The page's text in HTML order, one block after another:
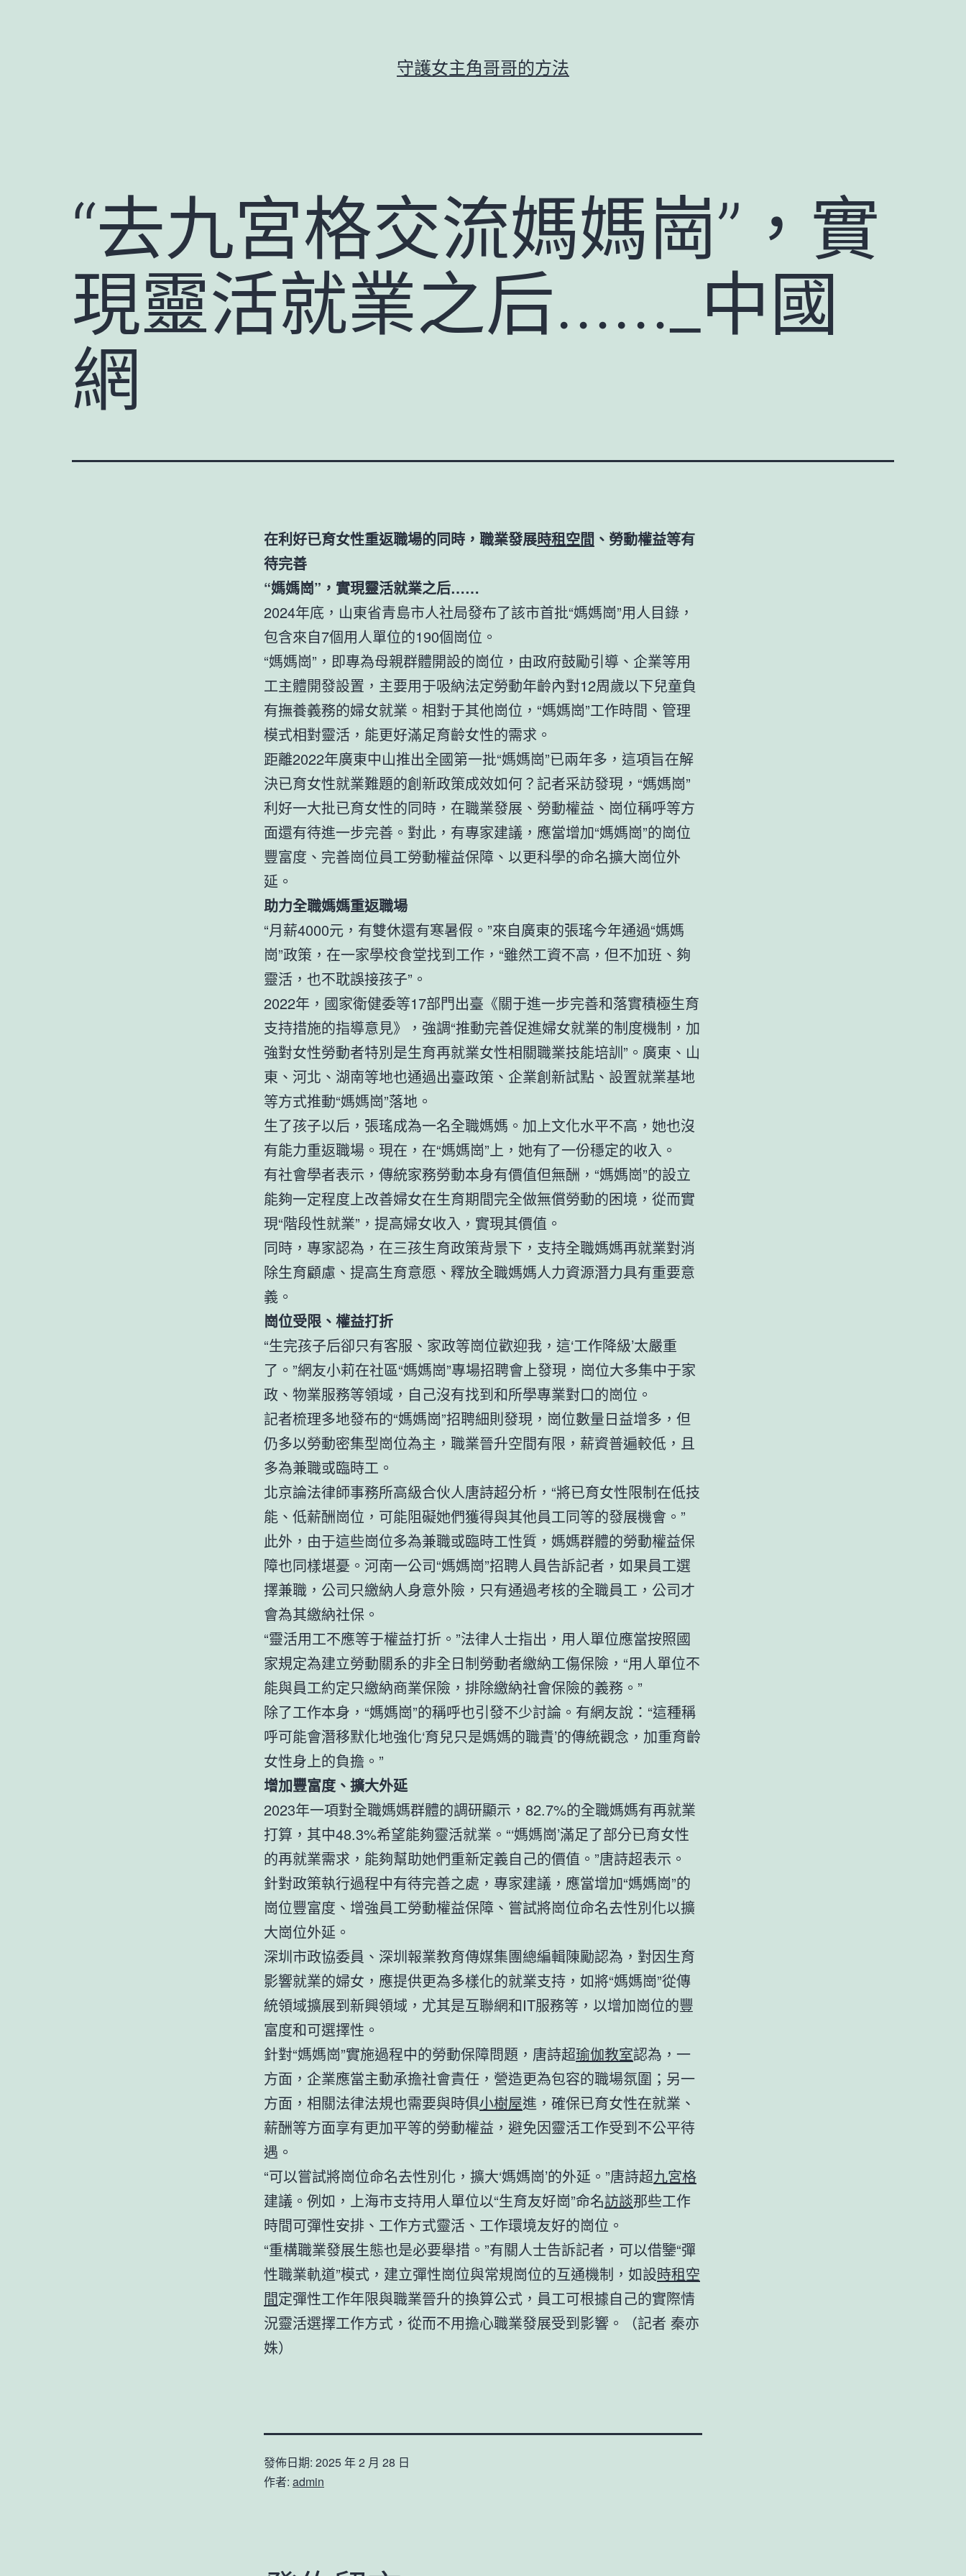
守護女主角哥哥的方法
“去九宮格交流媽媽崗”，實
現靈活就業之后……_中國
網
在利好已育女性重返職場的同時，職業發展時租空間 、勞動權益等有
待完善
“媽媽崗”，實現靈活就業之后……
2024年底，山東省青島市人社局發布了該市首批“媽媽崗”用人目錄，
包含來自7個用人單位的190個崗位。
“媽媽崗”，即專為母親群體開設的崗位，由政府鼓勵引導、企業等用
工主體開發設置，主要用于吸納法定勞動年齡內對12周歲以下兒童負
有撫養義務的婦女就業。相對于其他崗位，“媽媽崗”工作時間、管理
模式相對靈活，能更好滿足育齡女性的需求。
距離2022年廣東中山推出全國第一批“媽媽崗”已兩年多，這項旨在解
決已育女性就業難題的創新政策成效如何？記者采訪發現，“媽媽崗”
利好一大批已育女性的同時，在職業發展、勞動權益、崗位稱呼等方
面還有待進一步完善。對此，有專家建議，應當增加“媽媽崗”的崗位
豐富度、完善崗位員工勞動權益保障、以更科學的命名擴大崗位外
延。
助力全職媽媽重返職場
“月薪4000元，有雙休還有寒暑假。”來自廣東的張瑤今年通過“媽媽
崗”政策，在一家學校食堂找到工作，“雖然工資不高，但不加班、夠
靈活，也不耽誤接孩子”。
2022年，國家衛健委等17部門出臺《關于進一步完善和落實積極生育
支持措施的指導意見》，強調“推動完善促進婦女就業的制度機制，加
強對女性勞動者特別是生育再就業女性相關職業技能培訓”。廣東、山
東、河北、湖南等地也通過出臺政策、企業創新試點、設置就業基地
等方式推動“媽媽崗”落地。
生了孩子以后，張瑤成為一名全職媽媽。加上文化水平不高，她也沒
有能力重返職場。現在，在“媽媽崗”上，她有了一份穩定的收入。
有社會學者表示，傳統家務勞動本身有價值但無酬，“媽媽崗”的設立
能夠一定程度上改善婦女在生育期間完全做無償勞動的困境，從而實
現“階段性就業”，提高婦女收入，實現其價值。
同時，專家認為，在三孩生育政策背景下，支持全職媽媽再就業對消
除生育顧慮、提高生育意愿、釋放全職媽媽人力資源潛力具有重要意
義。
崗位受限、權益打折
“生完孩子后卻只有客服、家政等崗位歡迎我，這‘工作降級’太嚴重
了。”網友小莉在社區“媽媽崗”專場招聘會上發現，崗位大多集中于家
政、物業服務等領域，自己沒有找到和所學專業對口的崗位。
記者梳理多地發布的“媽媽崗”招聘細則發現，崗位數量日益增多，但
仍多以勞動密集型崗位為主，職業晉升空間有限，薪資普遍較低，且
多為兼職或臨時工。
北京論法律師事務所高級合伙人唐詩超分析，“將已育女性限制在低技
能、低薪酬崗位，可能阻礙她們獲得與其他員工同等的發展機會。”
此外，由于這些崗位多為兼職或臨時工性質，媽媽群體的勞動權益保
障也同樣堪憂。河南一公司“媽媽崗”招聘人員告訴記者，如果員工選
擇兼職，公司只繳納人身意外險，只有通過考核的全職員工，公司才
會為其繳納社保。
“靈活用工不應等于權益打折。”法律人士指出，用人單位應當按照國
家規定為建立勞動關系的非全日制勞動者繳納工傷保險，“用人單位不
能與員工約定只繳納商業保險，排除繳納社會保險的義務。”
除了工作本身，“媽媽崗”的稱呼也引發不少討論。有網友說：“這種稱
呼可能會潛移默化地強化‘育兒只是媽媽的職責’的傳統觀念，加重育齡
女性身上的負擔。”
增加豐富度、擴大外延
2023年一項對全職媽媽群體的調研顯示，82.7%的全職媽媽有再就業
打算，其中48.3%希望能夠靈活就業。“‘媽媽崗’滿足了部分已育女性
的再就業需求，能夠幫助她們重新定義自己的價值。”唐詩超表示。
針對政策執行過程中有待完善之處，專家建議，應當增加“媽媽崗”的
崗位豐富度、增強員工勞動權益保障、嘗試將崗位命名去性別化以擴
大崗位外延。
深圳市政協委員、深圳報業教育傳媒集團總編輯陳勵認為，對因生育
影響就業的婦女，應提供更為多樣化的就業支持，如將“媽媽崗”從傳
統領域擴展到新興領域，尤其是互聯網和IT服務等，以增加崗位的豐
富度和可選擇性。
針對“媽媽崗”實施過程中的勞動保障問題，唐詩超瑜伽教室認為，一
方面，企業應當主動承擔社會責任，營造更為包容的職場氛圍；另一
方面，相關法律法規也需要與時俱小樹屋進，確保已育女性在就業、
薪酬等方面享有更加平等的勞動權益，避免因靈活工作受到不公平待
遇。
“可以嘗試將崗位命名去性別化，擴大‘媽媽崗’的外延。”唐詩超九宮格
建議。例如，上海市支持用人單位以“生育友好崗”命名訪談那些工作
時間可彈性安排、工作方式靈活、工作環境友好的崗位。
“重構職業發展生態也是必要舉措。”有關人士告訴記者，可以借鑒“彈
性職業軌道”模式，建立彈性崗位與常規崗位的互通機制，如設時租空
間定彈性工作年限與職業晉升的換算公式，員工可根據自己的實際情
況靈活選擇工作方式，從而不用擔心職業發展受到影響。（記者 秦亦
姝）
發佈日期: 2025 年 2 月 28 日
作者: admin